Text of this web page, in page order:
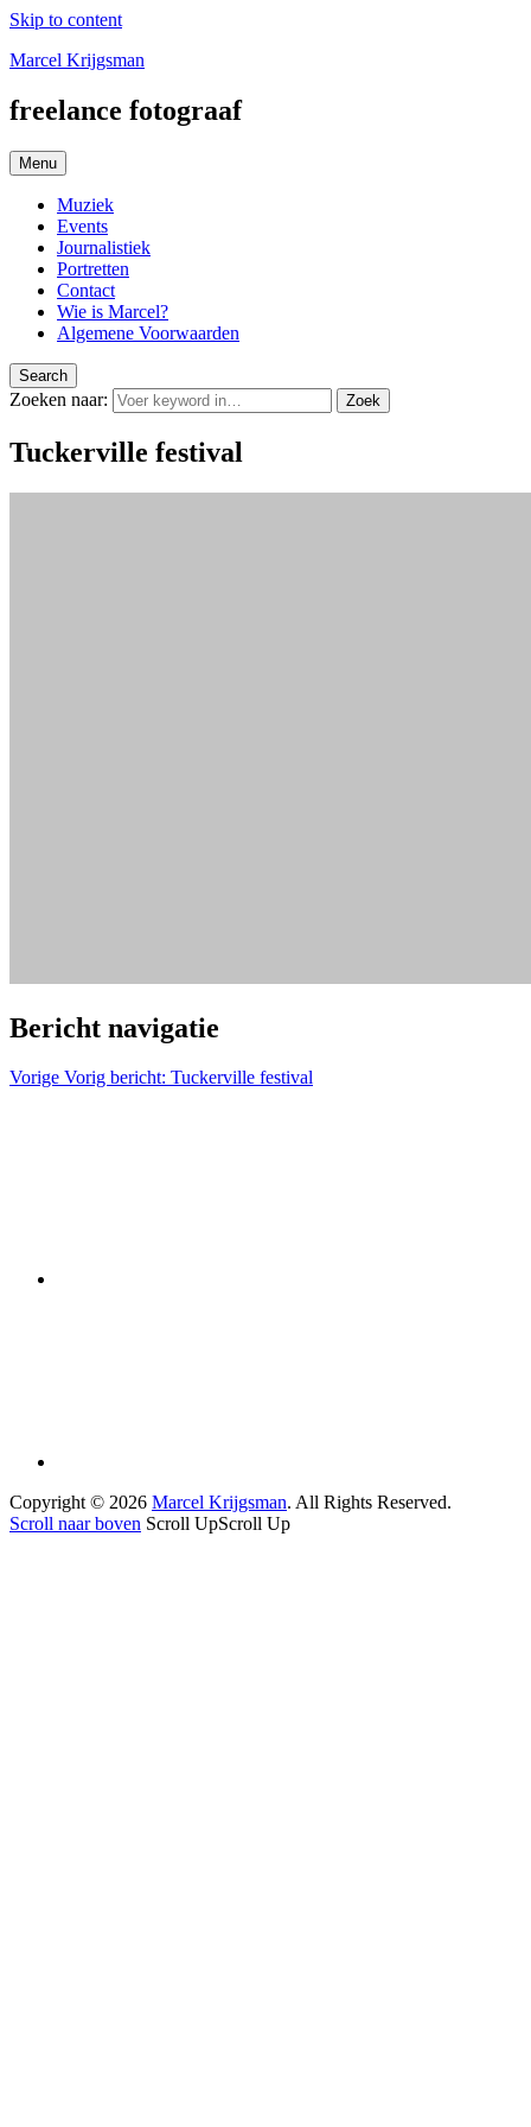
Skip to content
Marcel Krijgsman
freelance fotograaf
Menu
Muziek
Events
Journalistiek
Portretten
Contact
Wie is Marcel?
Algemene Voorwaarden
Search
Zoeken naar: Zoek
Tuckerville festival
Bericht navigatie
Vorige Vorig bericht: Tuckerville festival
Copyright © 2026 Marcel Krijgsman. All Rights Reserved.
Scroll naar boven Scroll UpScroll Up